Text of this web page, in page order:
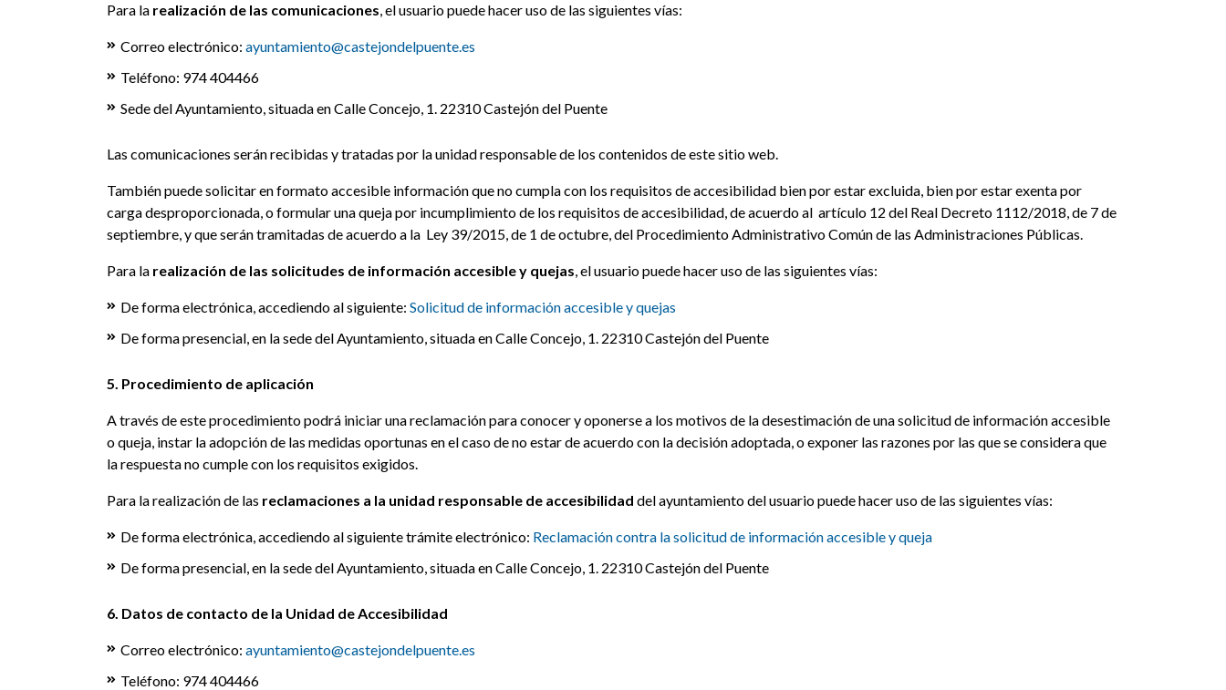
Para la realización de las comunicaciones, el usuario puede hacer uso de las siguientes vías:
Correo electrónico: ayuntamiento@castejondelpuente.es
Teléfono: 974 404466
Sede del Ayuntamiento, situada en Calle Concejo, 1. 22310 Castejón del Puente
Las comunicaciones serán recibidas y tratadas por la unidad responsable de los contenidos de este sitio web.
También puede solicitar en formato accesible información que no cumpla con los requisitos de accesibilidad bien por estar excluida, bien por estar exenta por
carga desproporcionada, o formular una queja por incumplimiento de los requisitos de accesibilidad, de acuerdo al artículo 12 del Real Decreto 1112/2018, de 7 de
septiembre, y que serán tramitadas de acuerdo a la Ley 39/2015, de 1 de octubre, del Procedimiento Administrativo Común de las Administraciones Públicas.
Para la realización de las solicitudes de información accesible y quejas, el usuario puede hacer uso de las siguientes vías:
De forma electrónica, accediendo al siguiente: Solicitud de información accesible y quejas
De forma presencial, en la sede del Ayuntamiento, situada en Calle Concejo, 1. 22310 Castejón del Puente
5. Procedimiento de aplicación
A través de este procedimiento podrá iniciar una reclamación para conocer y oponerse a los motivos de la desestimación de una solicitud de información accesible
o queja, instar la adopción de las medidas oportunas en el caso de no estar de acuerdo con la decisión adoptada, o exponer las razones por las que se considera que
la respuesta no cumple con los requisitos exigidos.
Para la realización de las reclamaciones a la unidad responsable de accesibilidad del ayuntamiento del usuario puede hacer uso de las siguientes vías:
De forma electrónica, accediendo al siguiente trámite electrónico: Reclamación contra la solicitud de información accesible y queja
De forma presencial, en la sede del Ayuntamiento, situada en Calle Concejo, 1. 22310 Castejón del Puente
6. Datos de contacto de la Unidad de Accesibilidad
Correo electrónico: ayuntamiento@castejondelpuente.es
Teléfono: 974 404466